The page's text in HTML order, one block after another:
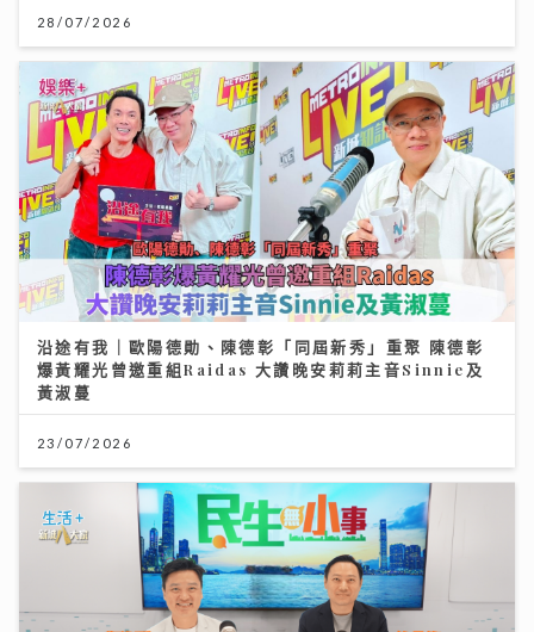
28/07/2026
沿途有我｜歐陽德勛、陳德彰「同屆新秀」重聚 陳德彰
爆黃耀光曾邀重組Raidas 大讚晚安莉莉主音Sinnie及
黃淑蔓
23/07/2026